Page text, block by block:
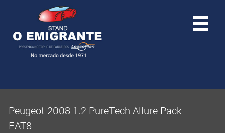
Peugeot 2008 1.2 PureTech Allure Pack
EAT8